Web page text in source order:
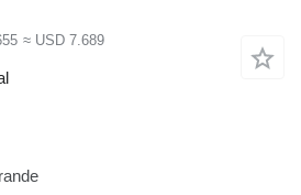
≈ USD 7.689